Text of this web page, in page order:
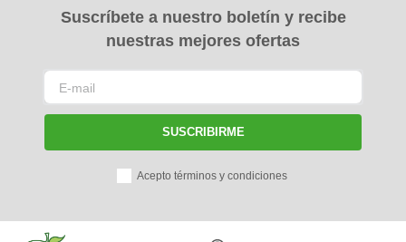
Suscríbete a nuestro boletín y recibe
nuestras mejores ofertas
SUSCRIBIRME
Acepto términos y condiciones